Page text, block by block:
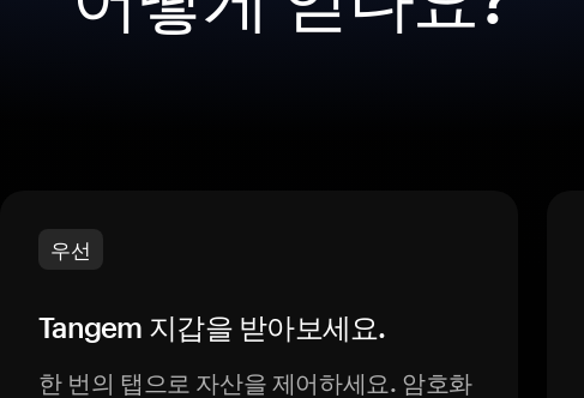
우선
Tangem 지갑을 받아보세요.
한 번의 탭으로 자산을 제어하세요. 암호화